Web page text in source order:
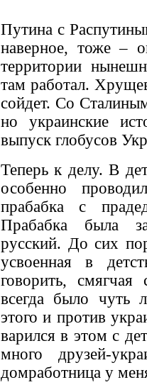
Путина с
наверное, тоже –
территории
там работал.
сойдет. Со
но украинские
выпуск глобусов
Теперь к делу. В
особенно
прабабка с
Прабабка была
русский. До сих
усвоенная в
говорить, смягчая
всегда было чуть
этого и против
варился в этом с
много друзей-
домработница у